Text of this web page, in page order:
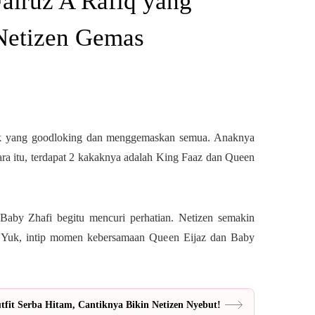
Gemas
goodloking dan menggemaskan semua. Anaknya
itu, terdapat 2 kakaknya adalah King Faaz dan Queen
Zhafi begitu mencuri perhatian. Netizen semakin
intip momen kebersamaan Queen Eijaz dan Baby
Serba Hitam, Cantiknya Bikin Netizen Nyebut!